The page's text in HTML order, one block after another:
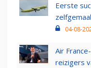
Eerste
04-08-
Air
reizigers